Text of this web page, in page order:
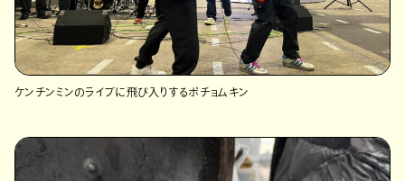
ケンチンミンのライブに飛び入りするポチョムキン